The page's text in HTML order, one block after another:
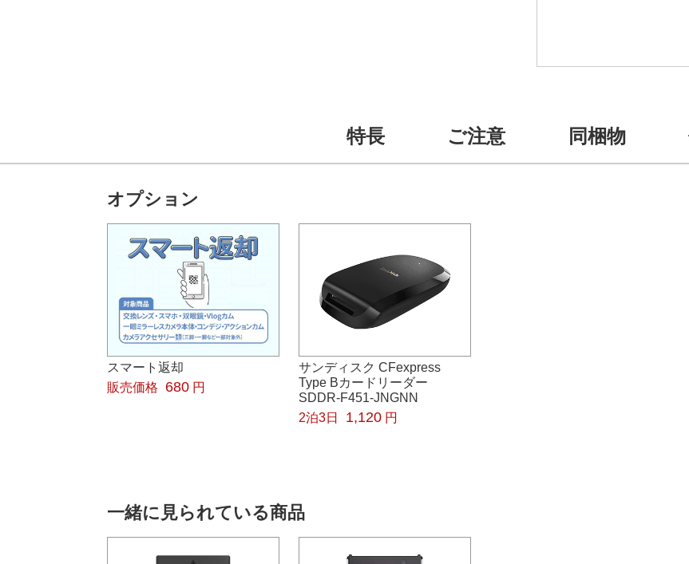
特長 ご注意 同梱物
オプション
スマート返却
販売価格
680 円
サンディスク CFexpress
Type Bカードリーダー
SDDR-F451-JNGNN
2泊3日
1,120 円
一緒に見られている商品